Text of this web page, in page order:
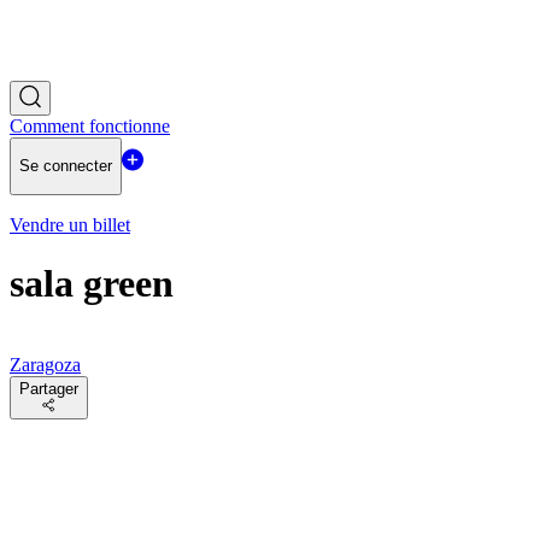
Comment fonctionne
Se connecter
Vendre un billet
sala green
Zaragoza
Partager